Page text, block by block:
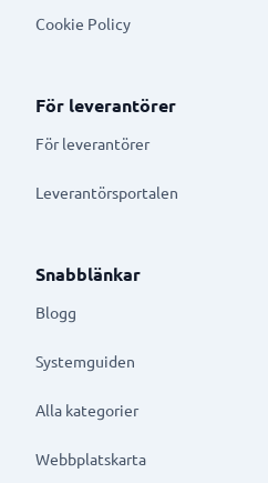
Cookie Policy
För leverantörer
För leverantörer
Leverantörsportalen
Snabblänkar
Blogg
Systemguiden
Alla kategorier
Webbplatskarta